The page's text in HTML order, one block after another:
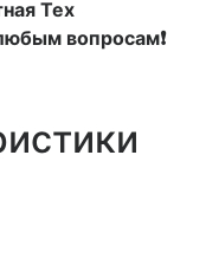
Тех
вопросам❗